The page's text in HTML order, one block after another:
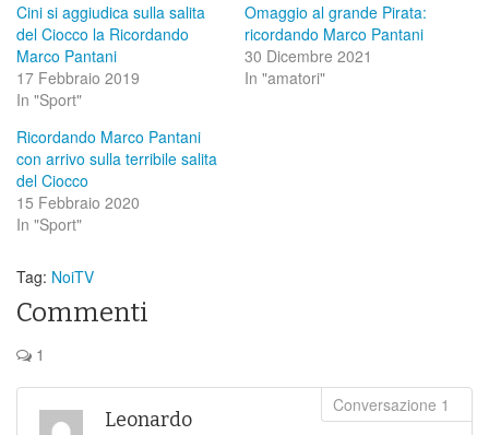
Cini si aggiudica sulla salita
del Ciocco la Ricordando
Marco Pantani
17 Febbraio 2019
In "Sport"
Omaggio al grande Pirata:
ricordando Marco Pantani
30 Dicembre 2021
In "amatori"
Ricordando Marco Pantani
con arrivo sulla terribile salita
del Ciocco
15 Febbraio 2020
In "Sport"
Tag: NoiTV
Commenti
1
Leonardo